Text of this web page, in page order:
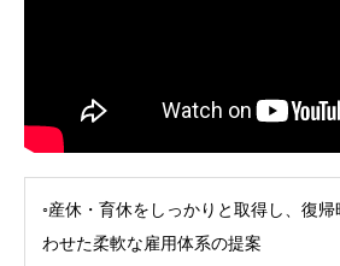
◦産休・育休をしっかりと取得し、復
わせた柔軟な雇用体系の提案